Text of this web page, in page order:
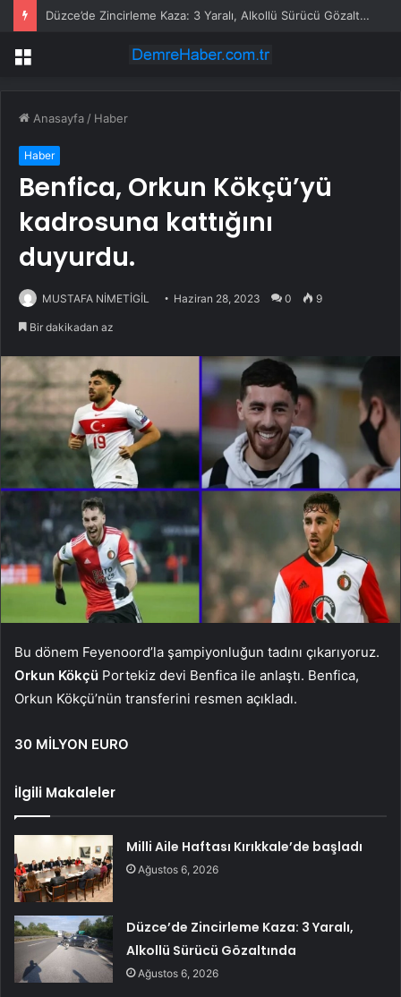
Düzce’de Zincirleme Kaza: 3 Yaralı, Alkollü Sürücü Gözaltında
Menü
Anasayfa / Haber
Haber
Benfica, Orkun Kökçü’yü
kadrosuna kattığını
duyurdu.
MUSTAFA NİMETİGİL Haziran 28, 2023 0 9
Bir dakikadan az
Bu dönem Feyenoord’la şampiyonluğun tadını çıkarıyoruz.
Orkun Kökçü Portekiz devi Benfica ile anlaştı. Benfica,
Orkun Kökçü’nün transferini resmen açıkladı.
30 MİLYON EURO
İlgili Makaleler
Milli Aile Haftası Kırıkkale’de başladı
Ağustos 6, 2026
Düzce’de Zincirleme Kaza: 3 Yaralı,
Alkollü Sürücü Gözaltında
Ağustos 6, 2026